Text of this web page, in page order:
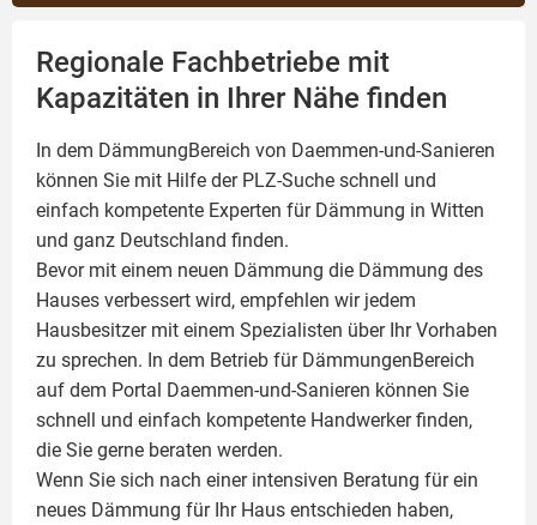
Regionale Fachbetriebe mit
Kapazitäten in Ihrer Nähe finden
In dem DämmungBereich von Daemmen-und-Sanieren
können Sie mit Hilfe der PLZ-Suche schnell und
einfach kompetente Experten für Dämmung in Witten
und ganz Deutschland finden.
Bevor mit einem neuen Dämmung die Dämmung des
Hauses verbessert wird, empfehlen wir jedem
Hausbesitzer mit einem Spezialisten über Ihr Vorhaben
zu sprechen. In dem Betrieb für DämmungenBereich
auf dem Portal Daemmen-und-Sanieren können Sie
schnell und einfach kompetente Handwerker finden,
die Sie gerne beraten werden.
Wenn Sie sich nach einer intensiven Beratung für ein
neues Dämmung für Ihr Haus entschieden haben,